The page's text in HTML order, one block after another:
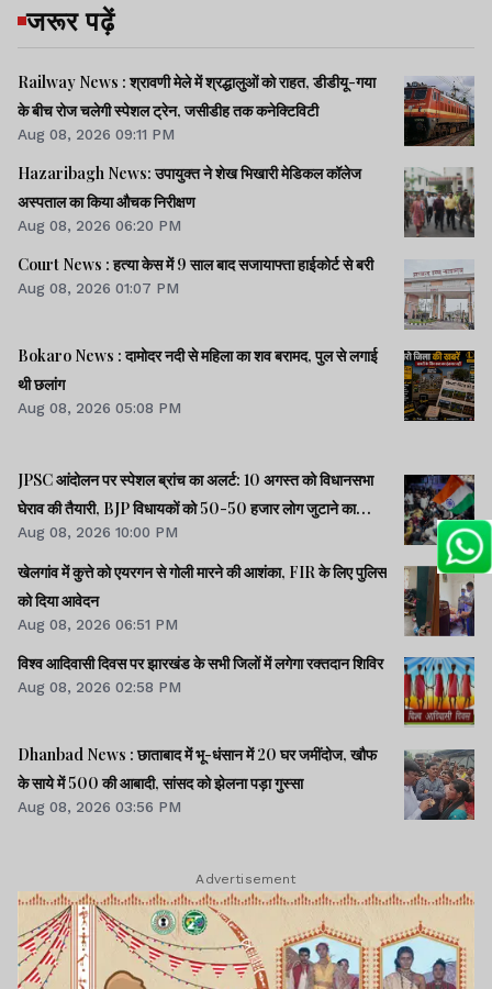
जरूर पढ़ें
Railway News : श्रावणी मेले में श्रद्धालुओं को राहत, डीडीयू-गया
के बीच रोज चलेगी स्पेशल ट्रेन, जसीडीह तक कनेक्टिविटी
Aug 08, 2026 09:11 PM
Hazaribagh News: उपायुक्त ने शेख भिखारी मेडिकल कॉलेज
अस्पताल का किया औचक निरीक्षण
Aug 08, 2026 06:20 PM
Court News : हत्या केस में 9 साल बाद सजायाफ्ता हाईकोर्ट से बरी
Aug 08, 2026 01:07 PM
Bokaro News : दामोदर नदी से महिला का शव बरामद, पुल से लगाई
थी छलांग
Aug 08, 2026 05:08 PM
JPSC आंदोलन पर स्पेशल ब्रांच का अलर्ट: 10 अगस्त को विधानसभा
घेराव की तैयारी, BJP विधायकों को 50-50 हजार लोग जुटाने का
टास्क
Aug 08, 2026 10:00 PM
खेलगांव में कुत्ते को एयरगन से गोली मारने की आशंका, FIR के लिए पुलिस
को दिया आवेदन
Aug 08, 2026 06:51 PM
विश्व आदिवासी दिवस पर झारखंड के सभी जिलों में लगेगा रक्तदान शिविर
Aug 08, 2026 02:58 PM
Dhanbad News : छाताबाद में भू-धंसान में 20 घर जमींदोज, खौफ
के साये में 500 की आबादी, सांसद को झेलना पड़ा गुस्सा
Aug 08, 2026 03:56 PM
Advertisement